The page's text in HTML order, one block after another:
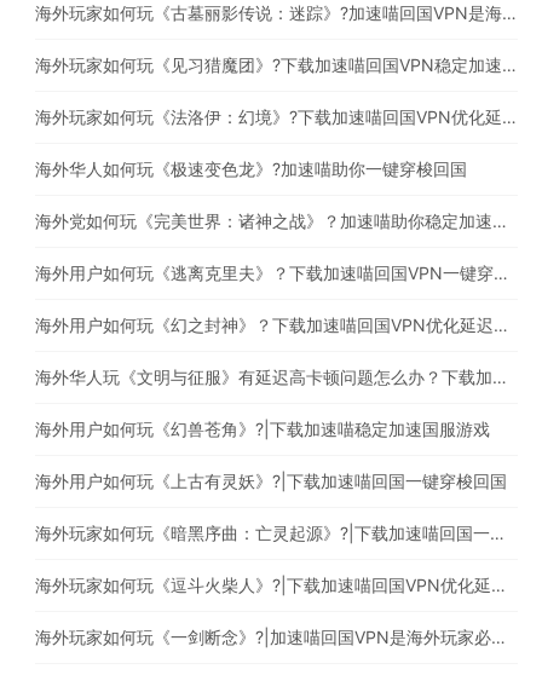
海外玩家如何玩《古墓丽影传说：迷踪》?加速喵回国VPN是海外玩家必备的回国加速器
海外玩家如何玩《见习猎魔团》?下载加速喵回国VPN稳定加速国服游戏
海外玩家如何玩《法洛伊：幻境》?下载加速喵回国VPN优化延迟高卡顿问题
海外华人如何玩《极速变色龙》?加速喵助你一键穿梭回国
海外党如何玩《完美世界：诸神之战》？加速喵助你稳定加速国服游戏
海外用户如何玩《逃离克里夫》？下载加速喵回国VPN一键穿梭回国
海外用户如何玩《幻之封神》？下载加速喵回国VPN优化延迟高卡顿问题
海外华人玩《文明与征服》有延迟高卡顿问题怎么办？下载加速喵回国一键穿梭回国
海外用户如何玩《幻兽苍角》?|下载加速喵稳定加速国服游戏
海外用户如何玩《上古有灵妖》?|下载加速喵回国一键穿梭回国
海外玩家如何玩《暗黑序曲：亡灵起源》?|下载加速喵回国一键穿梭回国
海外玩家如何玩《逗斗火柴人》?|下载加速喵回国VPN优化延迟高卡顿问题
海外玩家如何玩《一剑断念》?|加速喵回国VPN是海外玩家必备的回国加速器